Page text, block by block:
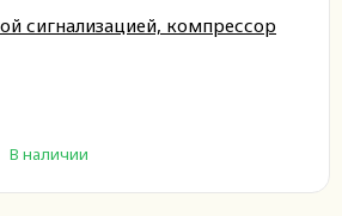
сигнализацией, компрессор
В наличии